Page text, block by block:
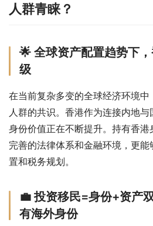
人群青睐？
🌟 全球资产配置趋势下
级
在当前复杂多变的全球经济环境
人群的共识。香港作为连接内地
身份价值正在不断提升。持有香
完善的法律体系和金融环境，更
置和税务规划。
💼 投资移民=身份+资产
有海外身份